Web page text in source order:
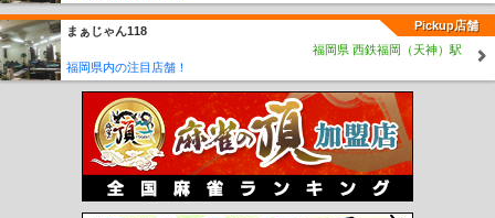
Pickup店舗
まぁじゃん118
福岡県 西鉄福岡（天神）駅
福岡県内の注目店舗！